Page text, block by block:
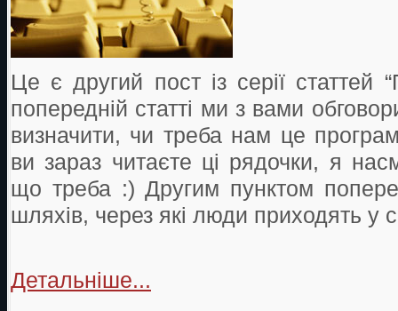
Це є другий пост із серії статтей
попередній статті ми з вами
визначити, чи треба нам це
ви зараз читаєте ці рядочки, я
що треба :) Другим пунктом
шляхів, через які люди приходять у
Детальніше...